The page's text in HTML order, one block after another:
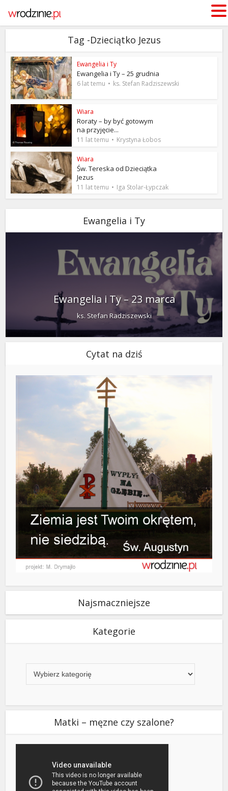
Tag -Dzieciątko Jezus
Ewangelia i Ty
Ewangelia i Ty – 25 grudnia
6 lat temu ks. Stefan Radziszewski
Wiara
Roraty – by być gotowym
na przyjęcie...
11 lat temu Krystyna Łobos
Wiara
Św. Tereska od Dzieciątka
Jezus
11 lat temu Iga Stolar-Łypczak
Ewangelia i Ty
Ewangelia i Ty – 23 marca
ks. Stefan Radziszewski
Cytat na dziś
Najsmaczniejsze
Kategorie
Matki – męzne czy szalone?